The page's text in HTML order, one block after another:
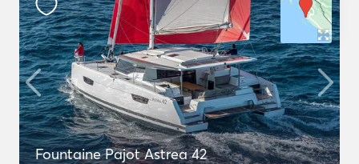
Fountaine Pajot Astrea 42